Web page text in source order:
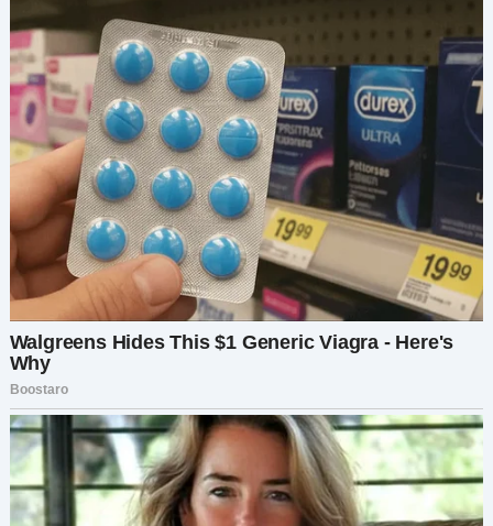
внучке и, да, даже ко мне.
К концу дня мы вместе смеялись над
подгоревшим печеньем и непарными носками.
Это не было идеально, но это был прогресс. А
иногда прогресс — это всё, что действительно
нужно.
Оглядываясь на ту хаотичную неделю, я теперь
понимаю, что никто из нас не справился
идеально — ни я, ни моя свекровь, и уж точно не
Лёня. Но разве не в этом вся жизнь? Мы
спотыкаемся, мы ссоримся, мы сомневаемся в
себе. Но в этих беспорядочных моментах
кроется возможность — расти, понимать и, в
конечном счёте, находить общий язык.
Если есть один урок, который я извлекла из
этого опыта, то он таков: общение имеет